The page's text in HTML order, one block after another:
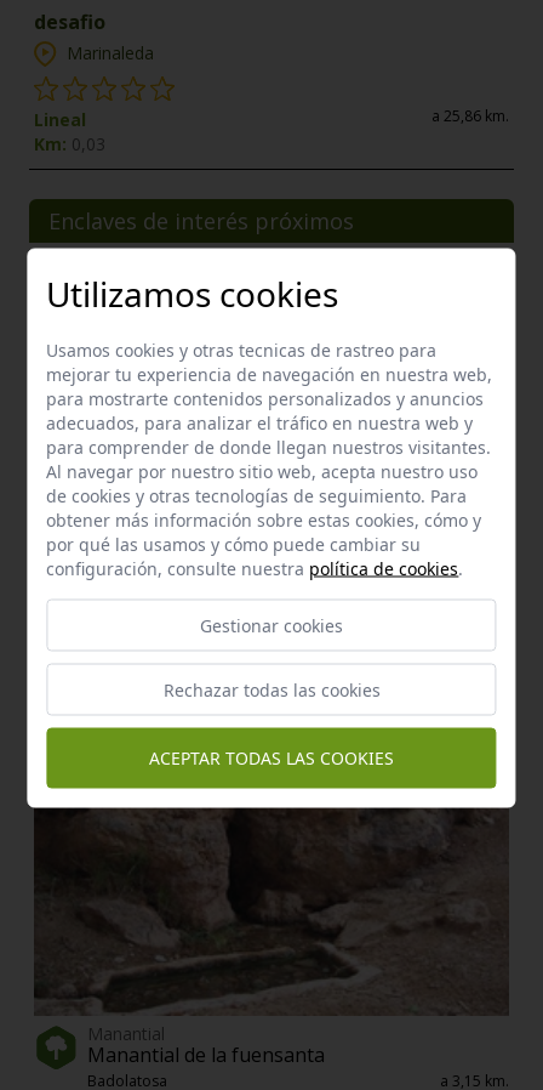
desafio
Marinaleda
Lineal
Km: 0,03
a 25,86 km.
Enclaves de interés próximos
Embalses de cordobilla y malpasillo
a 1,99 km.
Manantial
Manantial de la fuensanta
Badolatosa a 3,15 km.
Utilizamos cookies
Usamos cookies y otras tecnicas de rastreo para
mejorar tu experiencia de navegación en nuestra web,
para mostrarte contenidos personalizados y anuncios
adecuados, para analizar el tráfico en nuestra web y
para comprender de donde llegan nuestros visitantes.
Al navegar por nuestro sitio web, acepta nuestro uso
de cookies y otras tecnologías de seguimiento. Para
obtener más información sobre estas cookies, cómo y
por qué las usamos y cómo puede cambiar su
configuración, consulte nuestra política de cookies.
Gestionar cookies
Rechazar todas las cookies
ACEPTAR TODAS LAS COOKIES